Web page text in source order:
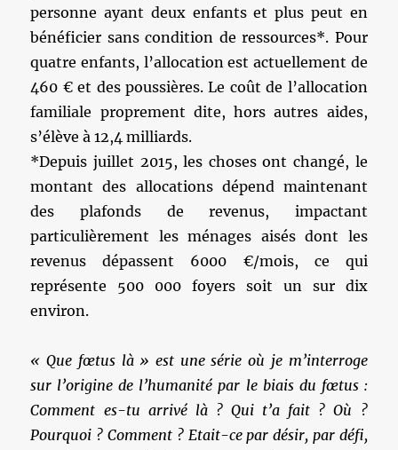
personne ayant deux enfants et plus peut en
bénéficier sans condition de ressources*. Pour
quatre enfants, l’allocation est actuellement de
460 € et des poussières. Le coût de l’allocation
familiale proprement dite, hors autres aides,
s’élève à 12,4 milliards.
*Depuis juillet 2015, les choses ont changé, le
montant des allocations dépend maintenant
des plafonds de revenus, impactant
particulièrement les ménages aisés dont les
revenus dépassent 6000 €/mois, ce qui
représente 500 000 foyers soit un sur dix
environ.
« Que fœtus là » est une série où je m’interroge
sur l’origine de l’humanité par le biais du fœtus :
Comment es-tu arrivé là ? Qui t’a fait ? Où ?
Pourquoi ? Comment ? Etait-ce par désir, par défi,